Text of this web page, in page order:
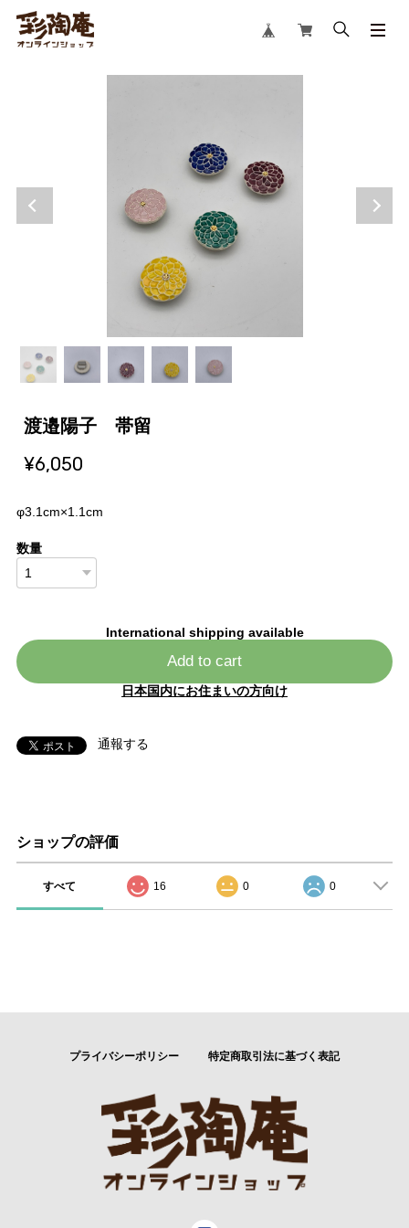
渡邉陽子 帯留
¥6,050
φ3.1cm×1.1cm
数量
International shipping available
Add to cart
日本国内にお住まいの方向け
通報する
ショップの評価
すべて 16 0 0
プライバシーポリシー 特定商取引法に基づく表記